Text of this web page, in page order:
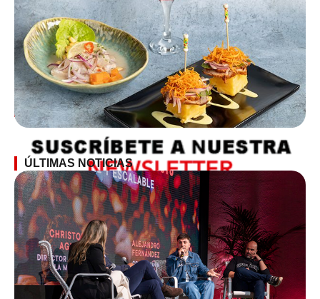
SUSCRÍBETE A LA NEWSLETTER
ÚLTIMAS NOTICIAS